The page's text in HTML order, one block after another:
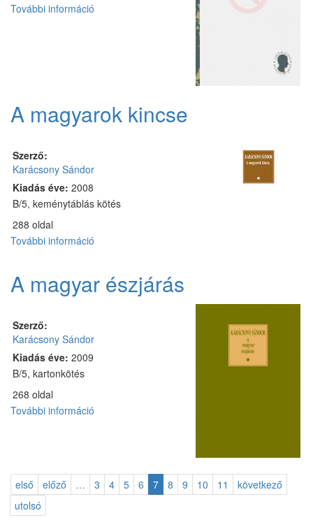
További információ
A magyarok kincse
Szerző:
Karácsony Sándor
Kiadás éve: 2008
B/5, keménytáblás kötés
288 oldal
További információ
tartalommal
kapcsolatosan
A magyar észjárás
Szerző:
Karácsony Sándor
Kiadás éve: 2009
B/5, kartonkötés
268 oldal
További információ
első
előző … 3 4 5 6 7 8 9 10 11
következő
utolsó